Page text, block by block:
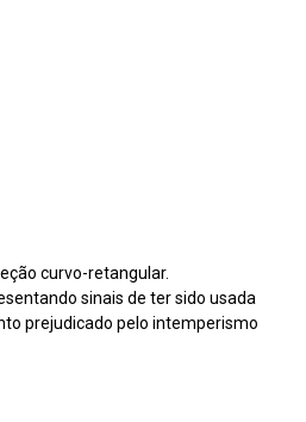
curvo-retangular.
sinais de ter sido usada
prejudicado pelo intemperismo